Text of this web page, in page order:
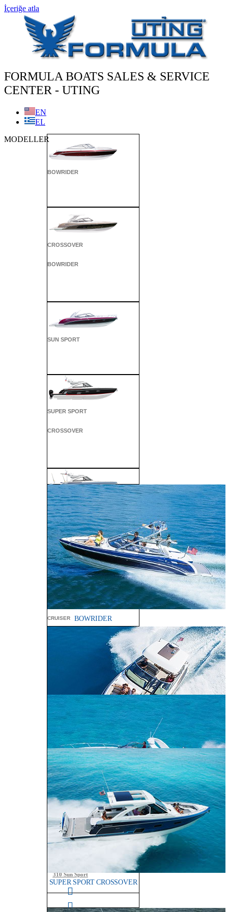
İçeriğe atla
FORMULA BOATS SALES & SERVICE
CENTER - UTING
EN
EL
MODELLER
BOWRIDER
CROSSOVER
BOWRIDER
SUN SPORT
SUPER SPORT
CROSSOVER
ALL SPORT
CROSSOVER
PERFORMANCE
CRUISER BOWRIDER
290 Bowrider
270 Bowrider
310 Bowrider
CROSSOVER BOWRIDER
330 Crossover
Bowrider
SUN SPORT
310 Sun Sport
SUPER SPORT CROSSOVER